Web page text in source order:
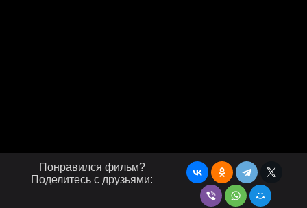
Понравился фильм?
Поделитесь с друзьями: